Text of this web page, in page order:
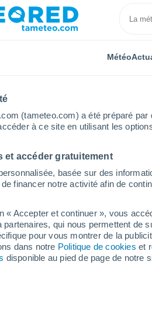
(tameteo.com) a été préparé
à ce site en utilisant les
et accéder gratuitement
basée sur des
financer notre activité afin de
« Accepter et continuer », vous
partenaires, qui nous permettent de
pour vous montrer de la
dans notre Politique de cookies et
disponible au pied de page de notre
Météo
Tessin Localités
dans
du Tessin
I L - Q R - V